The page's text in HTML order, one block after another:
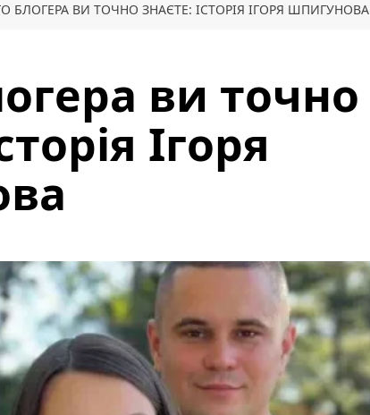
БЛОГЕРА ВИ ТОЧНО ЗНАЄТЕ: ІСТОРІЯ ІГОРЯ ШПИГУНОВА
ви точно
Ігоря